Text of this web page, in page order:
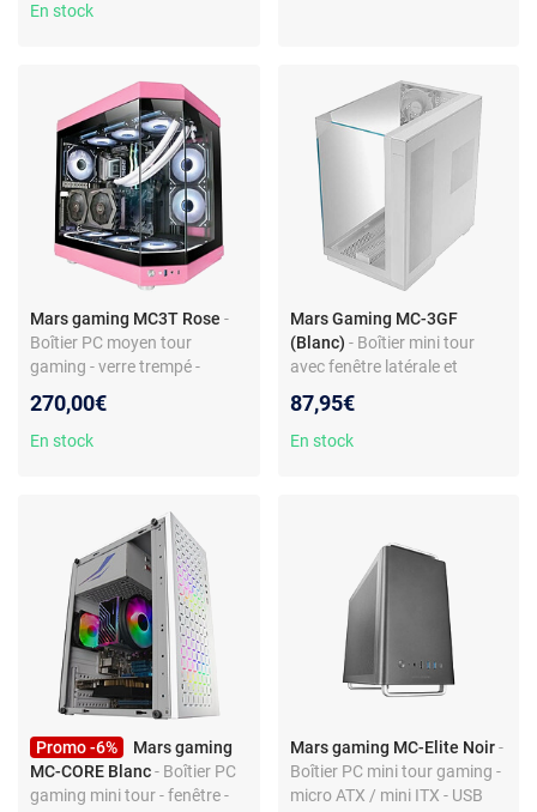
En stock
Mars gaming MC3T Rose -
Boîtier PC moyen tour
gaming - verre trempé -
RGB - USB-C
270,00€
En stock
Mars Gaming MC-3GF
(Blanc) - Boîtier mini tour
avec fenêtre latérale et
87,95€
En stock
Promo -6%
Mars gaming
MC-CORE Blanc- Boîtier PC
gaming mini tour - fenêtre -
Mars gaming MC-Elite Noir -
Boîtier PC mini tour gaming -
micro ATX / mini ITX - USB